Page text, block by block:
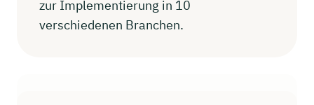
zur Implementierung in 10
verschiedenen Branchen.